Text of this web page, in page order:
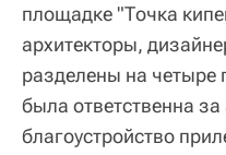
площадке "Точка
архитекторы,
разделены на четыре
была ответственна за
благоустройство